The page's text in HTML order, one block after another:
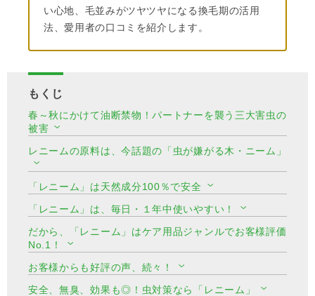
い心地、毛並みがツヤツヤになる換毛期の活用
法、愛用者の口コミを紹介します。
もくじ
春～秋にかけて油断禁物！パートナーを襲う三大害虫の
被害
レニームの原料は、今話題の「虫が嫌がる木・ニーム」
「レニーム」は天然成分100％で安全
「レニーム」は、毎日・１年中使いやすい！
だから、「レニーム」はケア用品ジャンルでお客様評価
No.1！
お客様からも好評の声、続々！
安全、無臭、効果も◎！虫対策なら「レニーム」